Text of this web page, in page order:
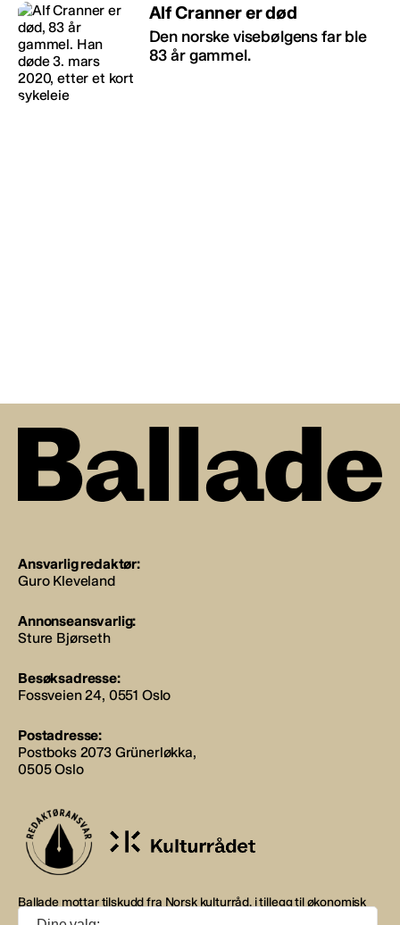
Alf Cranner er død
Den norske visebølgens far ble
83 år gammel.
Ansvarlig redaktør:
Guro Kleveland
Annonseansvarlig:
Sture Bjørseth
Besøksadresse:
Fossveien 24, 0551 Oslo
Postadresse:
Postboks 2073 Grünerløkka,
0505 Oslo
Ballade mottar tilskudd fra Norsk kulturråd, i tillegg til økonomisk
støtte fra eierne NOPA, Norsk komponistforening og